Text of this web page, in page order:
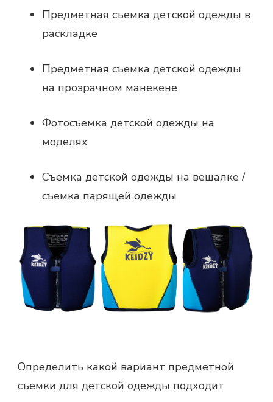
Предметная съемка детской одежды в
раскладке
Предметная съемка детской одежды
на прозрачном манекене
Фотосъемка детской одежды на
моделях
Съемка детской одежды на вешалке /
съемка парящей одежды
Определить какой вариант предметной
съемки для детской одежды подходит